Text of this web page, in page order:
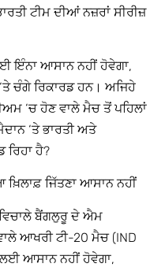
ਟੀਮ ਦੀਆਂ ਨਜ਼ਰਾਂ ਸੀਰੀਜ਼
ਇੰਨਾ ਆਸਾਨ ਨਹੀਂ ਹੋਵੇਗਾ,
ਚੰਗੇ ਰਿਕਾਰਡ ਹਨ। ਅਜਿਹੇ
‘ਚ ਹੋਣ ਵਾਲੇ ਮੈਚ ਤੋਂ ਪਹਿਲਾਂ
‘ਤੇ ਭਾਰਤੀ ਅਤੇ
ਹੈ?
ਜਿੱਤਣਾ ਆਸਾਨ ਨਹੀਂ
ਬੈਂਗਲੁਰੂ ਦੇ ਐਮ
ਆਖਰੀ ਟੀ-20 ਮੈਚ (IND
ਲਈ ਆਸਾਨ ਨਹੀਂ ਹੋਵੇਗਾ,